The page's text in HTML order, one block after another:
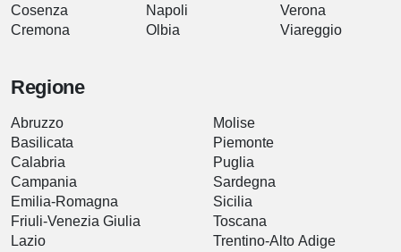
Cosenza
Cremona
Napoli
Olbia
Verona
Viareggio
Regione
Abruzzo
Basilicata
Calabria
Campania
Emilia-Romagna
Friuli-Venezia Giulia
Lazio
Molise
Piemonte
Puglia
Sardegna
Sicilia
Toscana
Trentino-Alto Adige